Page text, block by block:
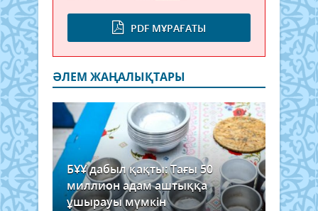
PDF МҰРАҒАТЫ
ӘЛЕМ ЖАҢАЛЫҚТАРЫ
БҰҰ дабыл қақты: Тағы 50
миллион адам аштыққа
ұшырауы мүмкін